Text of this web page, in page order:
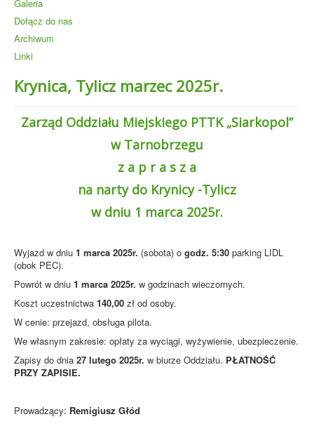
Galeria
Dołącz do nas
Archiwum
Linki
Krynica, Tylicz marzec 2025r.
Zarząd Oddziału Miejskiego PTTK „Siarkopol”
w Tarnobrzegu
z a p r a s z a
na narty do Krynicy -Tylicz
w dniu 1 marca 2025r.
Wyjazd w dniu 1 marca 2025r. (sobota) o godz. 5:30 parking LIDL
(obok PEC).
Powrót w dniu 1 marca 2025r. w godzinach wieczornych.
Koszt uczestnictwa 140,00 zł od osoby.
W cenie: przejazd, obsługa pilota.
We własnym zakresie: opłaty za wyciągi, wyżywienie, ubezpieczenie.
Zapisy do dnia 27 lutego 2025r. w biurze Oddziału. PŁATNOŚĆ
PRZY ZAPISIE.
Prowadzący: Remigiusz Głód